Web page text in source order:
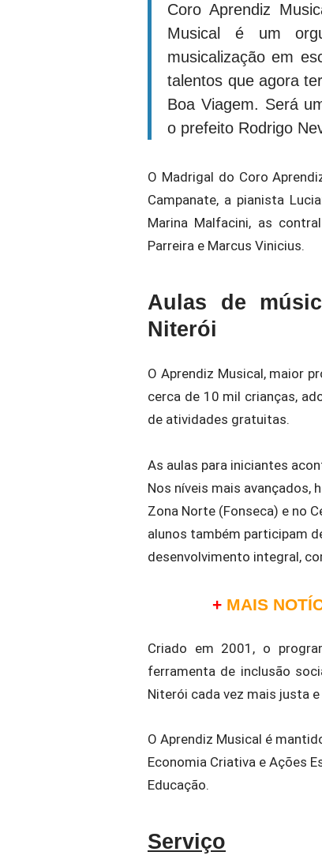
Coro Aprendiz
Musical é um
musicalização em
talentos que agora
Boa Viagem. Será
o prefeito Rodrigo
O Madrigal do Coro
Campanate, a pianista
Marina Malfacini, as
Parreira e Marcus Vinicius.
Aulas de
Niterói
O Aprendiz Musical, maior
cerca de 10 mil crianças,
de atividades gratuitas.
As aulas para iniciantes
Nos níveis mais avançados,
Zona Norte (Fonseca) e no
alunos também participam
desenvolvimento integral,
+ MAIS
Criado em 2001, o
ferramenta de inclusão
Niterói cada vez mais justa
O Aprendiz Musical é
Economia Criativa e Ações
Educação.
Serviço